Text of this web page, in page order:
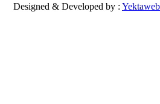
Designed & Developed by :